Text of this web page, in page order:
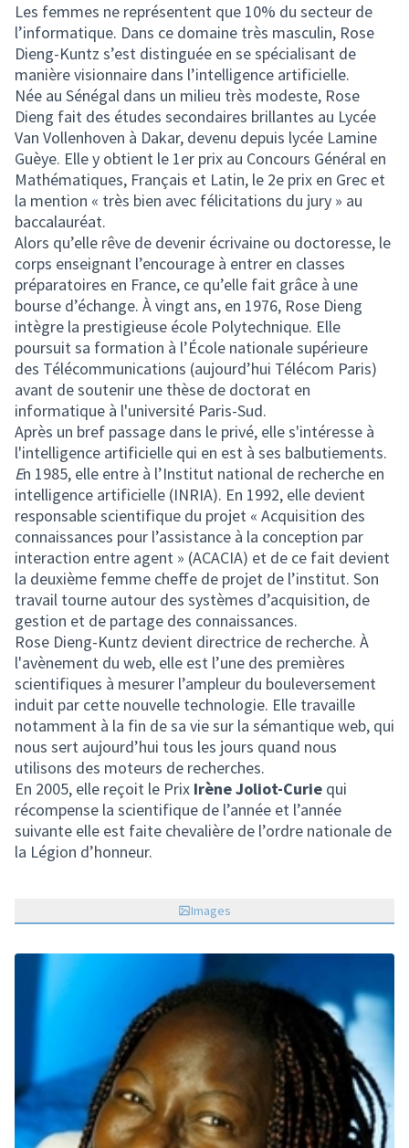
Les femmes ne représentent que 10% du secteur de
l’informatique. Dans ce domaine très masculin, Rose
Dieng-Kuntz s’est distinguée en se spécialisant de
manière visionnaire dans l’intelligence artificielle.
Née au Sénégal dans un milieu très modeste, Rose
Dieng fait des études secondaires brillantes au Lycée
Van Vollenhoven à Dakar, devenu depuis lycée Lamine
Guèye. Elle y obtient le 1er prix au Concours Général en
Mathématiques, Français et Latin, le 2e prix en Grec et
la mention « très bien avec félicitations du jury » au
baccalauréat.
Alors qu’elle rêve de devenir écrivaine ou doctoresse, le
corps enseignant l’encourage à entrer en classes
préparatoires en France, ce qu’elle fait grâce à une
bourse d’échange. À vingt ans, en 1976, Rose Dieng
intègre la prestigieuse école Polytechnique. Elle
poursuit sa formation à l’École nationale supérieure
des Télécommunications (aujourd’hui Télécom Paris)
avant de soutenir une thèse de doctorat en
informatique à l'université Paris-Sud.
Après un bref passage dans le privé, elle s'intéresse à
l'intelligence artificielle qui en est à ses balbutiements.
En 1985, elle entre à l’Institut national de recherche en
intelligence artificielle (INRIA). En 1992, elle devient
responsable scientifique du projet « Acquisition des
connaissances pour l’assistance à la conception par
interaction entre agent » (ACACIA) et de ce fait devient
la deuxième femme cheffe de projet de l’institut. Son
travail tourne autour des systèmes d’acquisition, de
gestion et de partage des connaissances.
Rose Dieng-Kuntz devient directrice de recherche. À
l'avènement du web, elle est l’une des premières
scientifiques à mesurer l’ampleur du bouleversement
induit par cette nouvelle technologie. Elle travaille
notamment à la fin de sa vie sur la sémantique web, qui
nous sert aujourd’hui tous les jours quand nous
utilisons des moteurs de recherches.
En 2005, elle reçoit le Prix Irène Joliot-Curie qui
récompense la scientifique de l’année et l’année
suivante elle est faite chevalière de l’ordre nationale de
la Légion d’honneur.
Images